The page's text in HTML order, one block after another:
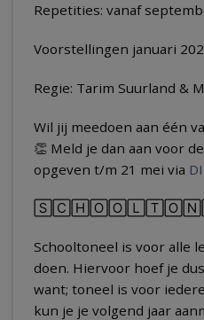
Repetities: vanaf
Voorstellingen januari
Regie: Tarim Suurland &
Wil jij meedoen aan één
👏 Meld je dan aan voor
opgeven t/m 21 mei via
Schooltoneel is voor alle
doen. Hiervoor hoef je
want; toneel is voor
kun je je volgend jaar